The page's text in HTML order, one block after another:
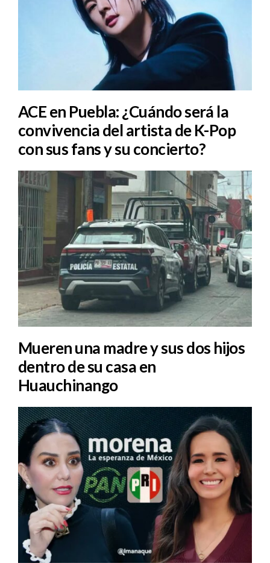
ACE en Puebla: ¿Cuándo será la
convivencia del artista de K-Pop
con sus fans y su concierto?
Mueren una madre y sus dos hijos
dentro de su casa en
Huauchinango